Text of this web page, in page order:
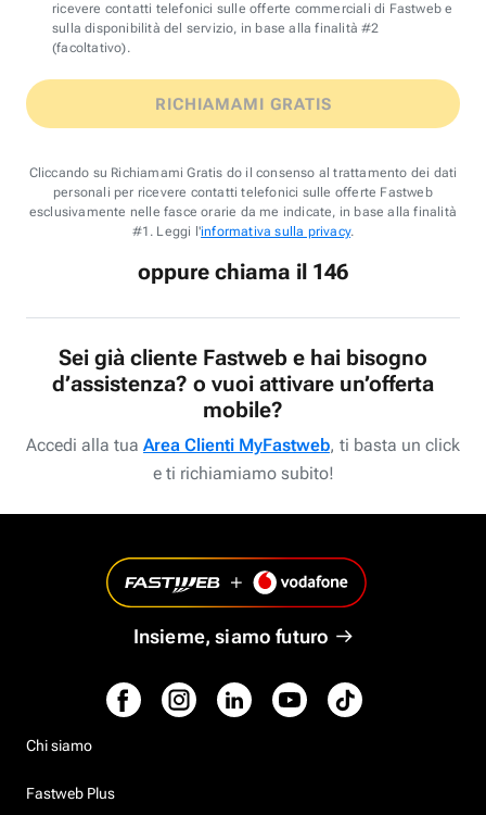
ricevere contatti telefonici sulle offerte commerciali di Fastweb e
sulla disponibilità del servizio, in base alla finalità #2
(facoltativo).
RICHIAMAMI GRATIS
Cliccando su Richiamami Gratis do il consenso al trattamento dei dati
personali per ricevere contatti telefonici sulle offerte Fastweb
esclusivamente nelle fasce orarie da me indicate, in base alla finalità
#1. Leggi l'informativa sulla privacy.
oppure chiama il 146
Sei già cliente Fastweb e hai bisogno
d’assistenza? o vuoi attivare un’offerta
mobile?
Accedi alla tua Area Clienti MyFastweb, ti basta un click
e ti richiamiamo subito!
Insieme, siamo futuro
Chi siamo
Fastweb Plus